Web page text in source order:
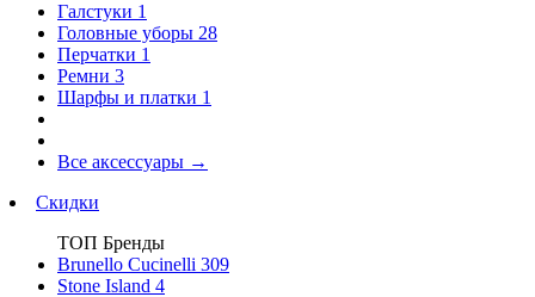
Галстуки 1
Головные уборы 28
Перчатки 1
Ремни 3
Шарфы и платки 1
Все аксессуары →
Скидки
ТОП Бренды
Brunello Cucinelli 309
Stone Island 4